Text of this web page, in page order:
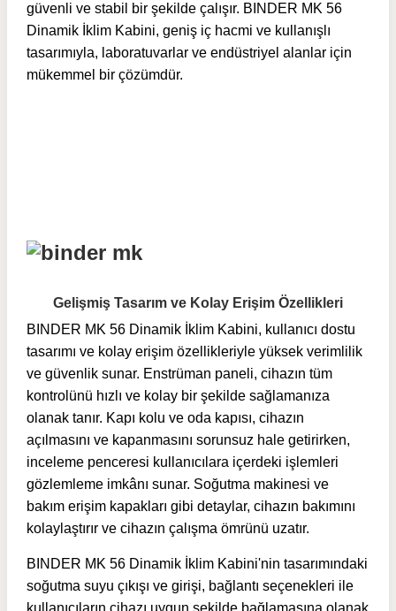
güvenli ve stabil bir şekilde çalışır. BINDER MK 56
Dinamik İklim Kabini, geniş iç hacmi ve kullanışlı
tasarımıyla, laboratuvarlar ve endüstriyel alanlar için
mükemmel bir çözümdür.
Gelişmiş Tasarım ve Kolay Erişim Özellikleri
BINDER MK 56 Dinamik İklim Kabini, kullanıcı dostu
tasarımı ve kolay erişim özellikleriyle yüksek verimlilik
ve güvenlik sunar. Enstrüman paneli, cihazın tüm
kontrolünü hızlı ve kolay bir şekilde sağlamanıza
olanak tanır. Kapı kolu ve oda kapısı, cihazın
açılmasını ve kapanmasını sorunsuz hale getirirken,
inceleme penceresi kullanıcılara içerdeki işlemleri
gözlemleme imkânı sunar. Soğutma makinesi ve
bakım erişim kapakları gibi detaylar, cihazın bakımını
kolaylaştırır ve cihazın çalışma ömrünü uzatır.
BINDER MK 56 Dinamik İklim Kabini'nin tasarımındaki
soğutma suyu çıkışı ve girişi, bağlantı seçenekleri ile
kullanıcıların cihazı uygun şekilde bağlamasına olanak